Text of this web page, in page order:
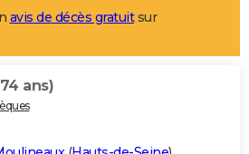
avis de décès gratuitsur
ans)